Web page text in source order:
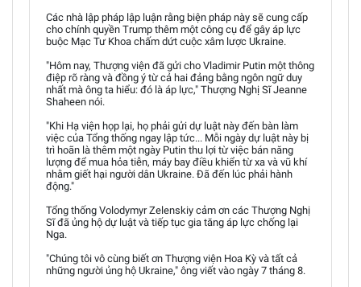
Các nhà lập pháp lập luận rằng biện pháp này sẽ cung cấp
cho chính quyền Trump thêm một công cụ để gây áp lực
buộc Mạc Tư Khoa chấm dứt cuộc xâm lược Ukraine.
"Hôm nay, Thượng viện đã gửi cho Vladimir Putin một thông
điệp rõ ràng và đồng ý từ cả hai đảng bằng ngôn ngữ duy
nhất mà ông ta hiểu: đó là áp lực," Thượng Nghị Sĩ Jeanne
Shaheen nói.
"Khi Hạ viện họp lại, họ phải gửi dự luật này đến bàn làm
việc của Tổng thống ngay lập tức... Mỗi ngày dự luật này bị
trì hoãn là thêm một ngày Putin thu lợi từ việc bán năng
lượng để mua hỏa tiễn, máy bay điều khiển từ xa và vũ khí
nhằm giết hại người dân Ukraine. Đã đến lúc phải hành
động."
Tổng thống Volodymyr Zelenskiy cảm ơn các Thượng Nghị
Sĩ đã ủng hộ dự luật và tiếp tục gia tăng áp lực chống lại
Nga.
"Chúng tôi vô cùng biết ơn Thượng viện Hoa Kỳ và tất cả
những người ủng hộ Ukraine," ông viết vào ngày 7 tháng 8.